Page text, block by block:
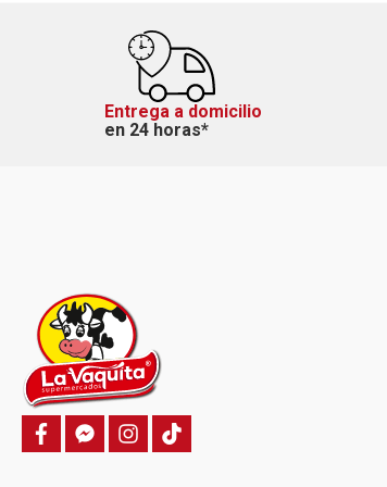
Entrega a domicilio
en 24 horas*
f
a
f
a
i
n
T
i